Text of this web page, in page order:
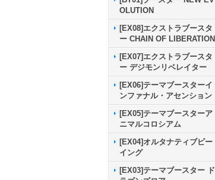
OLUTION
[EX08]エクストラブースタ
ー CHAIN OF LIBERATION
[EX07]エクストラブースタ
ー デジモンリベレイター
[EX06]テーマブースターイ
ンファナル・アセンション
[EX05]テーマブースターア
ニマルコロシアム
[EX04]オルタナティブビー
イング
[EX03]テーマブースター ド